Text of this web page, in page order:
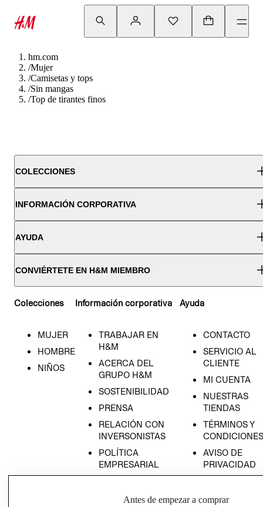
hm.com
/Mujer
/Camisetas y tops
/Sin mangas
/Top de tirantes finos
COLECCIONES
INFORMACIÓN CORPORATIVA
AYUDA
CONVIÉRTETE EN H&M MIEMBRO
Colecciones
MUJER
HOMBRE
NIÑOS
Información corporativa
TRABAJAR EN
H&M
ACERCA DEL
GRUPO H&M
SOSTENIBILIDAD
PRENSA
RELACIÓN CON
INVERSONISTAS
POLÍTICA
EMPRESARIAL
Ayuda
CONTACTO
SERVICIO AL
CLIENTE
MI CUENTA
NUESTRAS
TIENDAS
TÉRMINOS Y
CONDICIONES
AVISO DE
PRIVACIDAD
AVISO DE
Antes de empezar a comprar